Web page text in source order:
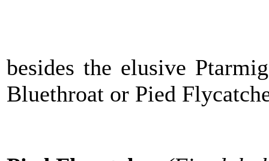
besides the elusive
Bluethroat or Pied